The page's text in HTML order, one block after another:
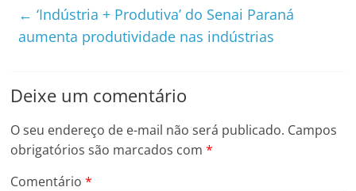
← ‘Indústria + Produtiva’ do Senai Paraná
aumenta produtividade nas indústrias
Deixe um comentário
O seu endereço de e-mail não será publicado. Campos
obrigatórios são marcados com*
Comentário*